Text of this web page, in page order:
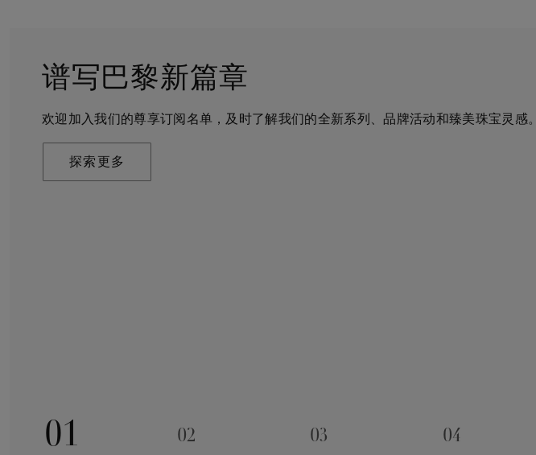
谱写巴黎新篇章
欢迎加入我们的尊享订阅名单，及时了解我们的全新系列、品牌活动和臻美珠宝灵感。
探索更多
守护永恒
戴比尔斯珠宝在全球珠宝领域独树一帜，因为我们是唯一与钻石原产地建立直接联系的
奢华珠宝品牌。
探索更多
客户服务
无论您是线上浏览还是到访我们的精品店，我们都期待为您提供定制化的购物体验。您
可通过预约获得专家的帮助和私享咨询服务。
了解更多
戴比尔斯的世界
De Beers 成立于伦敦，灵感来自非洲的自然，是奢华钻石珠宝的巅峰。我们的创意和工
艺将钻石转化为永恒和标志性的设计。
探索更多
01
02 03 04